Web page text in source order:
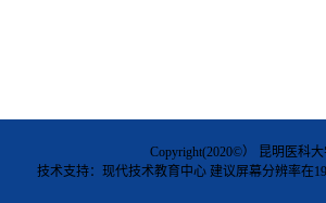
Copyright(2020©） 昆明医科
技术支持：现代技术教育中心 建议屏幕分辨率在